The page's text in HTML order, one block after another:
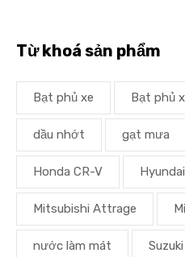
Từ khoá sản phẩm
Bạt phủ xe Bạt phủ
dầu nhớt gạt mưa
Honda CR-V
Mitsubishi Attrage
nước làm mát